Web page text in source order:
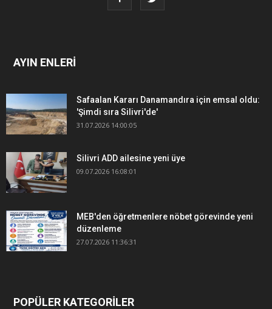
AYIN ENLERİ
Safaalan Kararı Danamandıra için emsal oldu:
'Şimdi sıra Silivri'de'
31.07.2026 14:00:05
Silivri ADD ailesine yeni üye
09.07.2026 16:08:01
MEB'den öğretmenlere nöbet görevinde yeni
düzenleme
27.07.2026 11:36:31
POPÜLER KATEGORİLER